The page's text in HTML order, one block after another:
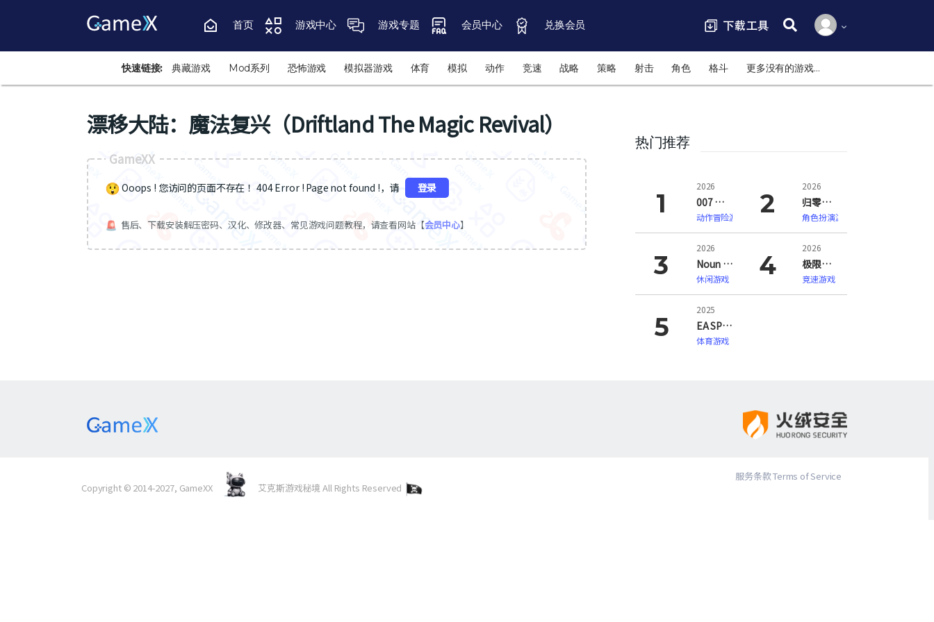
首页 游戏中心 游戏专题 会员中心 兑换会员
搜索:
快速链接: 典藏游戏 Mod系列 恐怖游戏 模拟器游戏 体育 模拟 动作 竞速 战略 策略 射击 角色 格斗 更多没有的游戏…
漂移大陆：魔法复兴（Driftland The Magic Revival）
GameXX
Ooops ! 您访问的页面不存在 ！404 Error ! Page not found !，请 登录
售后、下载安装解压密码、汉化、修改器、常见游戏问题教程，请查看网站【会员中心】
热门推荐
2026
007 初露锋芒（007 First Light）
动作冒险游戏
2026
归零巡礼：亡谍镇魂曲（ZERO PARADES: For Dead Spies）
角色扮演游戏
2026
Noun Town 语言学习（Noun Town Language Learning）
休闲游戏
2026
极限竞速：地平线6（Forza Horizon 6）
竞速游戏
2025
EA SPORTS FC 26
体育游戏
Copyright © 2014-2027, GameXX 艾克斯游戏秘境 All Rights Reserved
服务条款 Terms of Service